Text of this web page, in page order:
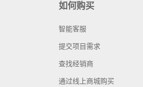
如何购买
智能客服
提交项目需求
查找经销商
通过线上商城购买